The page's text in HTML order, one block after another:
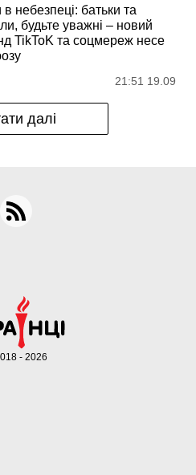
в небезпеці: батьки та
будьте уважні – новий
TikToK та соцмереж несе
21:51 19.09
далі
- 2026